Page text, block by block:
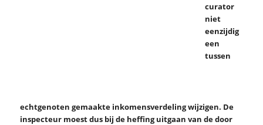
curator
niet
eenzijdig
een
tussen
echtgenoten gemaakte inkomensverdeling wijzigen. De
inspecteur moest dus bij de heffing uitgaan van de door